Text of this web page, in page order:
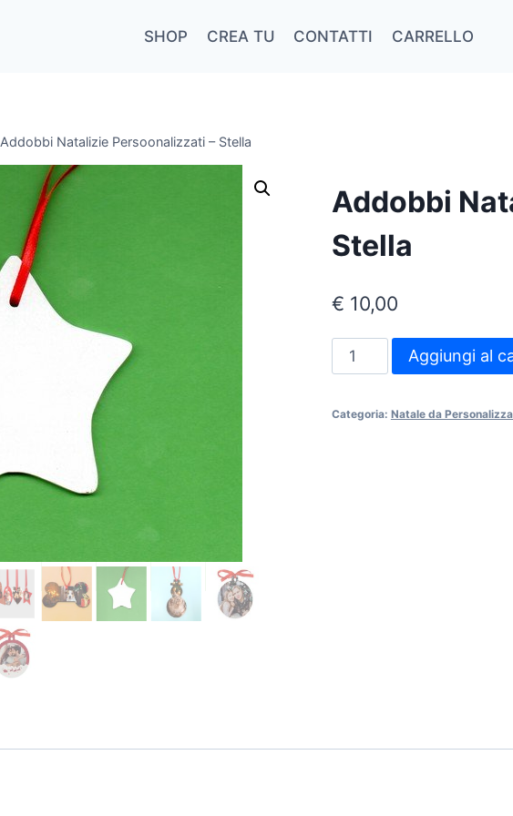
SHOP CREA TU CONTATTI CARRELLO
Addobbi Natalizie Persoonalizzati – Stella
Addobbi
Stella
€ 10,00
Addobbi
Natalizie
-
Aggiungi al
Categoria: Natale da